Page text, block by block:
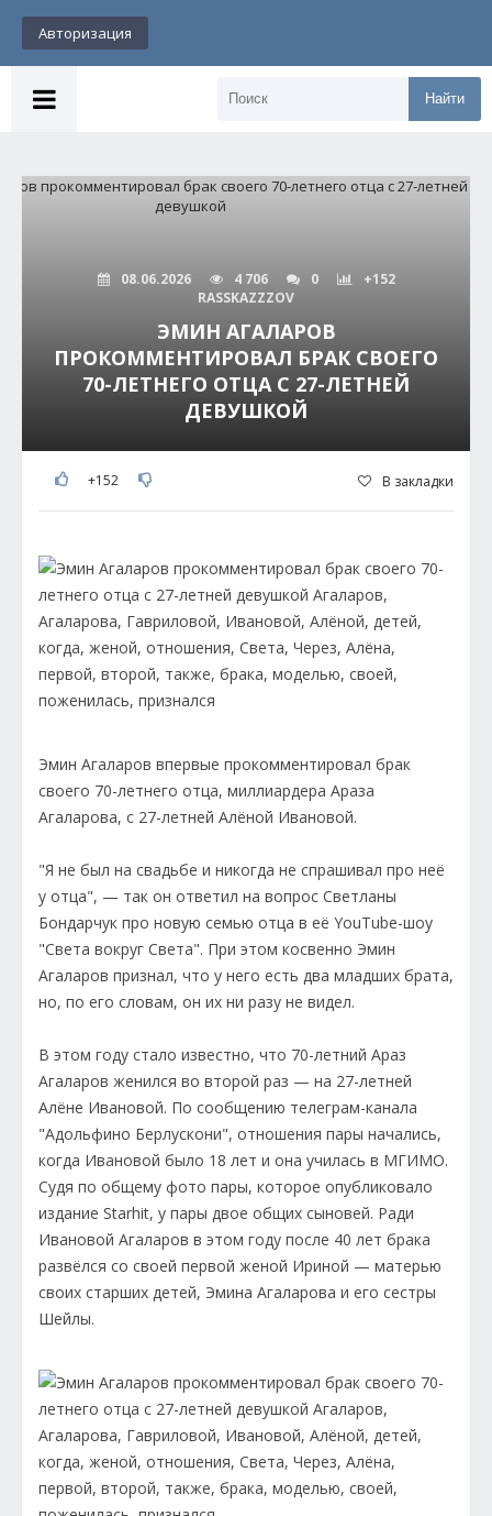
Авторизация
Найти
08.06.2026 4 706 0
+152
RASSKAZZZOV
ЭМИН АГАЛАРОВ
ПРОКОММЕНТИРОВАЛ БРАК СВОЕГО
70-ЛЕТНЕГО ОТЦА С 27-ЛЕТНЕЙ
ДЕВУШКОЙ
+152 В закладки
Эмин Агаларов впервые прокомментировал брак
своего 70-летнего отца, миллиардера Араза
Агаларова, с 27-летней Алёной Ивановой.
"Я не был на свадьбе и никогда не спрашивал про неё
у отца", — так он ответил на вопрос Светланы
Бондарчук про новую семью отца в её YouTube-шоу
"Света вокруг Света". При этом косвенно Эмин
Агаларов признал, что у него есть два младших брата,
но, по его словам, он их ни разу не видел.
В этом году стало известно, что 70-летний Араз
Агаларов женился во второй раз — на 27-летней
Алёне Ивановой. По сообщению телеграм-канала
"Адольфино Берлускони", отношения пары начались,
когда Ивановой было 18 лет и она училась в МГИМО.
Судя по общему фото пары, которое опубликовало
издание Starhit, у пары двое общих сыновей. Ради
Ивановой Агаларов в этом году после 40 лет брака
развёлся со своей первой женой Ириной — матерью
своих старших детей, Эмина Агаларова и его сестры
Шейлы.